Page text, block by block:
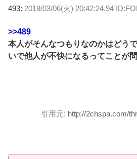
493: 2018/03/06(火) 20:42:24.94
>>489
本人がそんなつもりなのかはどう
いで他人が不快になるってことが
引用元: http://2chspa.com/